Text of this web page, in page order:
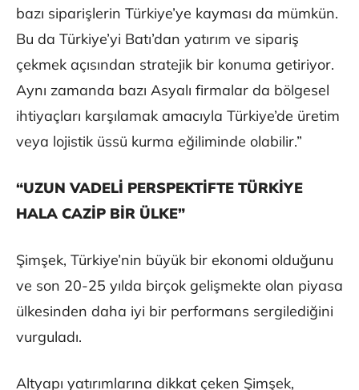
bazı siparişlerin Türkiye’ye kayması da mümkün.
Bu da Türkiye’yi Batı’dan yatırım ve sipariş
çekmek açısından stratejik bir konuma getiriyor.
Aynı zamanda bazı Asyalı firmalar da bölgesel
ihtiyaçları karşılamak amacıyla Türkiye’de üretim
veya lojistik üssü kurma eğiliminde olabilir.”
“UZUN VADELİ PERSPEKTİFTE TÜRKİYE
HALA CAZİP BİR ÜLKE”
Şimşek, Türkiye’nin büyük bir ekonomi olduğunu
ve son 20-25 yılda birçok gelişmekte olan piyasa
ülkesinden daha iyi bir performans sergilediğini
vurguladı.
Altyapı yatırımlarına dikkat çeken Şimşek,